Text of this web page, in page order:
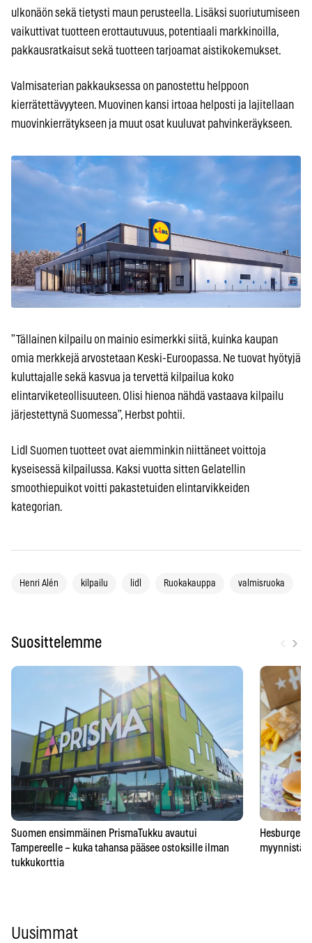
ulkonäön sekä tietysti maun perusteella. Lisäksi suoriutumiseen
vaikuttivat tuotteen erottautuvuus, potentiaali markkinoilla,
pakkausratkaisut sekä tuotteen tarjoamat aistikokemukset.
Valmisaterian pakkauksessa on panostettu helppoon
kierrätettävyyteen. Muovinen kansi irtoaa helposti ja lajitellaan
muovinkierrätykseen ja muut osat kuuluvat pahvinkeräykseen.
”Tällainen kilpailu on mainio esimerkki siitä, kuinka kaupan
omia merkkejä arvostetaan Keski-Euroopassa. Ne tuovat hyötyjä
kuluttajalle sekä kasvua ja tervettä kilpailua koko
elintarviketeollisuuteen. Olisi hienoa nähdä vastaava kilpailu
järjestettynä Suomessa”, Herbst pohtii.
Lidl Suomen tuotteet ovat aiemminkin niittäneet voittoja
kyseisessä kilpailussa. Kaksi vuotta sitten Gelatellin
smoothiepuikot voitti pakastetuiden elintarvikkeiden
kategorian.
Henri Alén kilpailu lidl Ruokakauppa valmisruoka
Suosittelemme ›
Suomen ensimmäinen PrismaTukku avautui
Tampereelle – kuka tahansa pääsee ostoksille ilman
tukkukorttia
myynnistä
Uusimmat